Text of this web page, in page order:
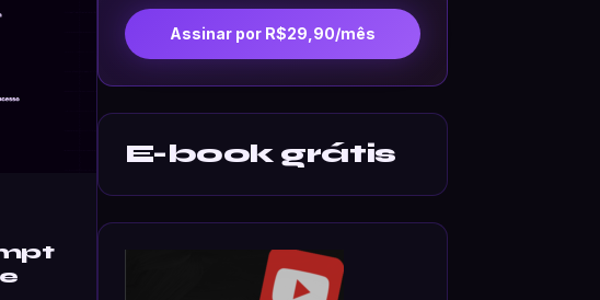
Assinar por R$29,90/mês
E-book grátis